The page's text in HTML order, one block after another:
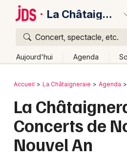
La Châtaigneraie
Concert, spectacle, etc.
Aujourd'hui Agenda
Publier un événement
Grands événements
Bordeaux
Colmar
Lille
Retour
Accueil La Châtaigneraie Agenda
La
Concerts de
Nouvel An
Quoi ?
Où ?
Pays de la Loire
Partout Près
Quand ?
Aujourd'hui
Demain